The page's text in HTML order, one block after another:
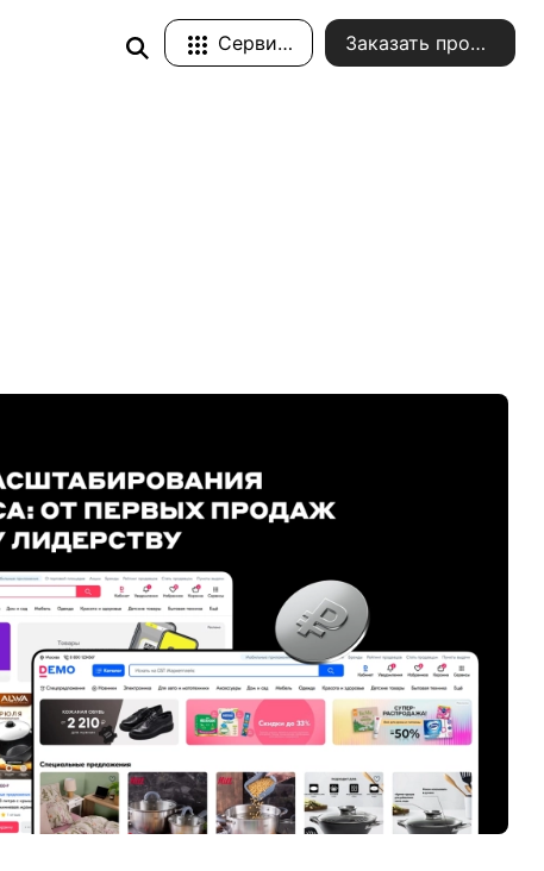
Сервисы Заказать проект